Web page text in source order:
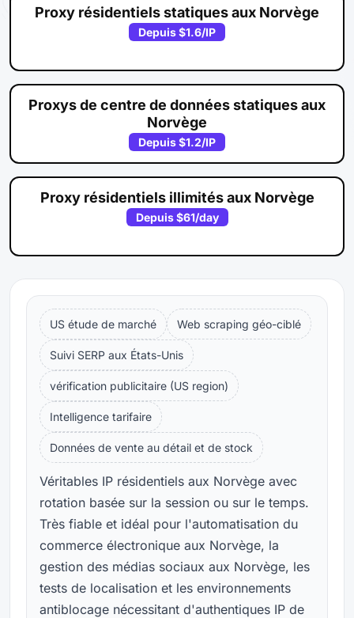
Proxy résidentiels statiques aux Norvège
Depuis$1.6/IP
Proxys de centre de données statiques aux
Norvège
Depuis$1.2/IP
Proxy résidentiels illimités aux Norvège
Depuis$61/day
US étude de marché Web scraping géo-ciblé
Suivi SERP aux États-Unis
vérification publicitaire (US region)
Intelligence tarifaire
Données de vente au détail et de stock
Véritables IP résidentiels aux Norvège avec
rotation basée sur la session ou sur le temps.
Très fiable et idéal pour l'automatisation du
commerce électronique aux Norvège, la
gestion des médias sociaux aux Norvège, les
tests de localisation et les environnements
antiblocage nécessitant d'authentiques IP de